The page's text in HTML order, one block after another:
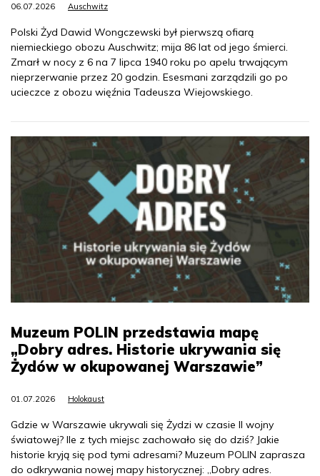
06.07.2026 Auschwitz
Polski Żyd Dawid Wongczewski był pierwszą ofiarą
niemieckiego obozu Auschwitz; mija 86 lat od jego śmierci.
Zmarł w nocy z 6 na 7 lipca 1940 roku po apelu trwającym
nieprzerwanie przez 20 godzin. Esesmani zarządzili go po
ucieczce z obozu więźnia Tadeusza Wiejowskiego.
Muzeum POLIN przedstawia mapę
„Dobry adres. Historie ukrywania się
Żydów w okupowanej Warszawie”
01.07.2026 Holokaust
Gdzie w Warszawie ukrywali się Żydzi w czasie II wojny
światowej? Ile z tych miejsc zachowało się do dziś? Jakie
historie kryją się pod tymi adresami? Muzeum POLIN zaprasza
do odkrywania nowej mapy historycznej: „Dobry adres.